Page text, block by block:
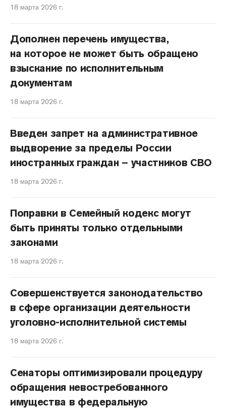
18 марта 2026 г.
Дополнен перечень имущества,
на которое не может быть обращено
взыскание по исполнительным
документам
18 марта 2026 г.
Введен запрет на административное
выдворение за пределы России
иностранных граждан – участников СВО
18 марта 2026 г.
Поправки в Семейный кодекс могут
быть приняты только отдельными
законами
18 марта 2026 г.
Совершенствуется законодательство
в сфере организации деятельности
уголовно-исполнительной системы
18 марта 2026 г.
Сенаторы оптимизировали процедуру
обращения невостребованного
имущества в федеральную